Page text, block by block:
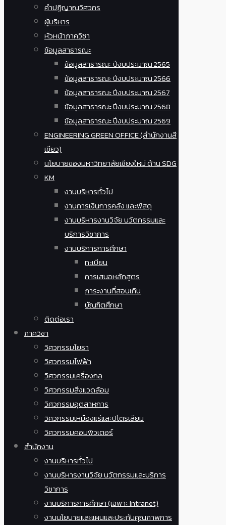
คำปฏิญาณวิศวกร
ผู้บริหาร
หัวหน้าภาควิชา
ข้อมูลสาธารณะ
ข้อมูลสาธารณะ ปีงบประมาณ 2565
ข้อมูลสาธารณะ ปีงบประมาณ 2566
ข้อมูลสาธารณะ ปีงบประมาณ 2567
ข้อมูลสาธารณะ ปีงบประมาณ 2568
ข้อมูลสาธารณะ ปีงบประมาณ 2569
ENGINEERING GREEN OFFICE (สำนักงานสี
เขียว)
นโยบายของมหาวิทยาลัยเชียงใหม่ ด้าน SDG
KM
งานบริหารทั่วไป
งานการเงินการคลัง และพัสดุ
งานบริหารงานวิจัย นวัตกรรมและ
บริการวิชาการ
งานบริการการศึกษา
ทะเบียน
การเสนอหลักสูตร
ภาระงานที่สอนเกิน
บัณฑิตศึกษา
ติดต่อเรา
ภาควิชา
วิศวกรรมโยธา
วิศวกรรมไฟฟ้า
วิศวกรรมเครื่องกล
วิศวกรรมสิ่งแวดล้อม
วิศวกรรมอุตสาหการ
วิศวกรรมเหมืองแร่และปิโตรเลียม
วิศวกรรมคอมพิวเตอร์
สำนักงาน
งานบริหารทั่วไป
งานบริหารงานวิจัย นวัตกรรมและบริการ
วิชาการ
งานบริการการศึกษา (เฉพาะ Intranet)
งานนโยบายและแผนและประกันคุณภาพการ